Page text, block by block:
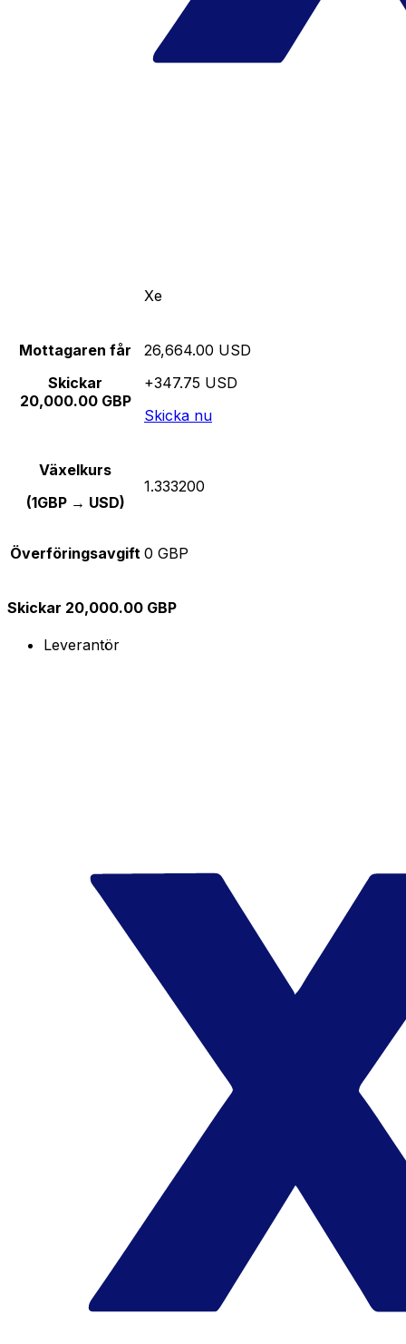
Xe
Mottagaren får
Skickar
20,000.00 GBP
26,664.00 USD
+347.75 USD
Skicka nu
Växelkurs
(1GBP → USD)
1.333200
Överföringsavgift 0 GBP
Skickar 20,000.00 GBP
Leverantör